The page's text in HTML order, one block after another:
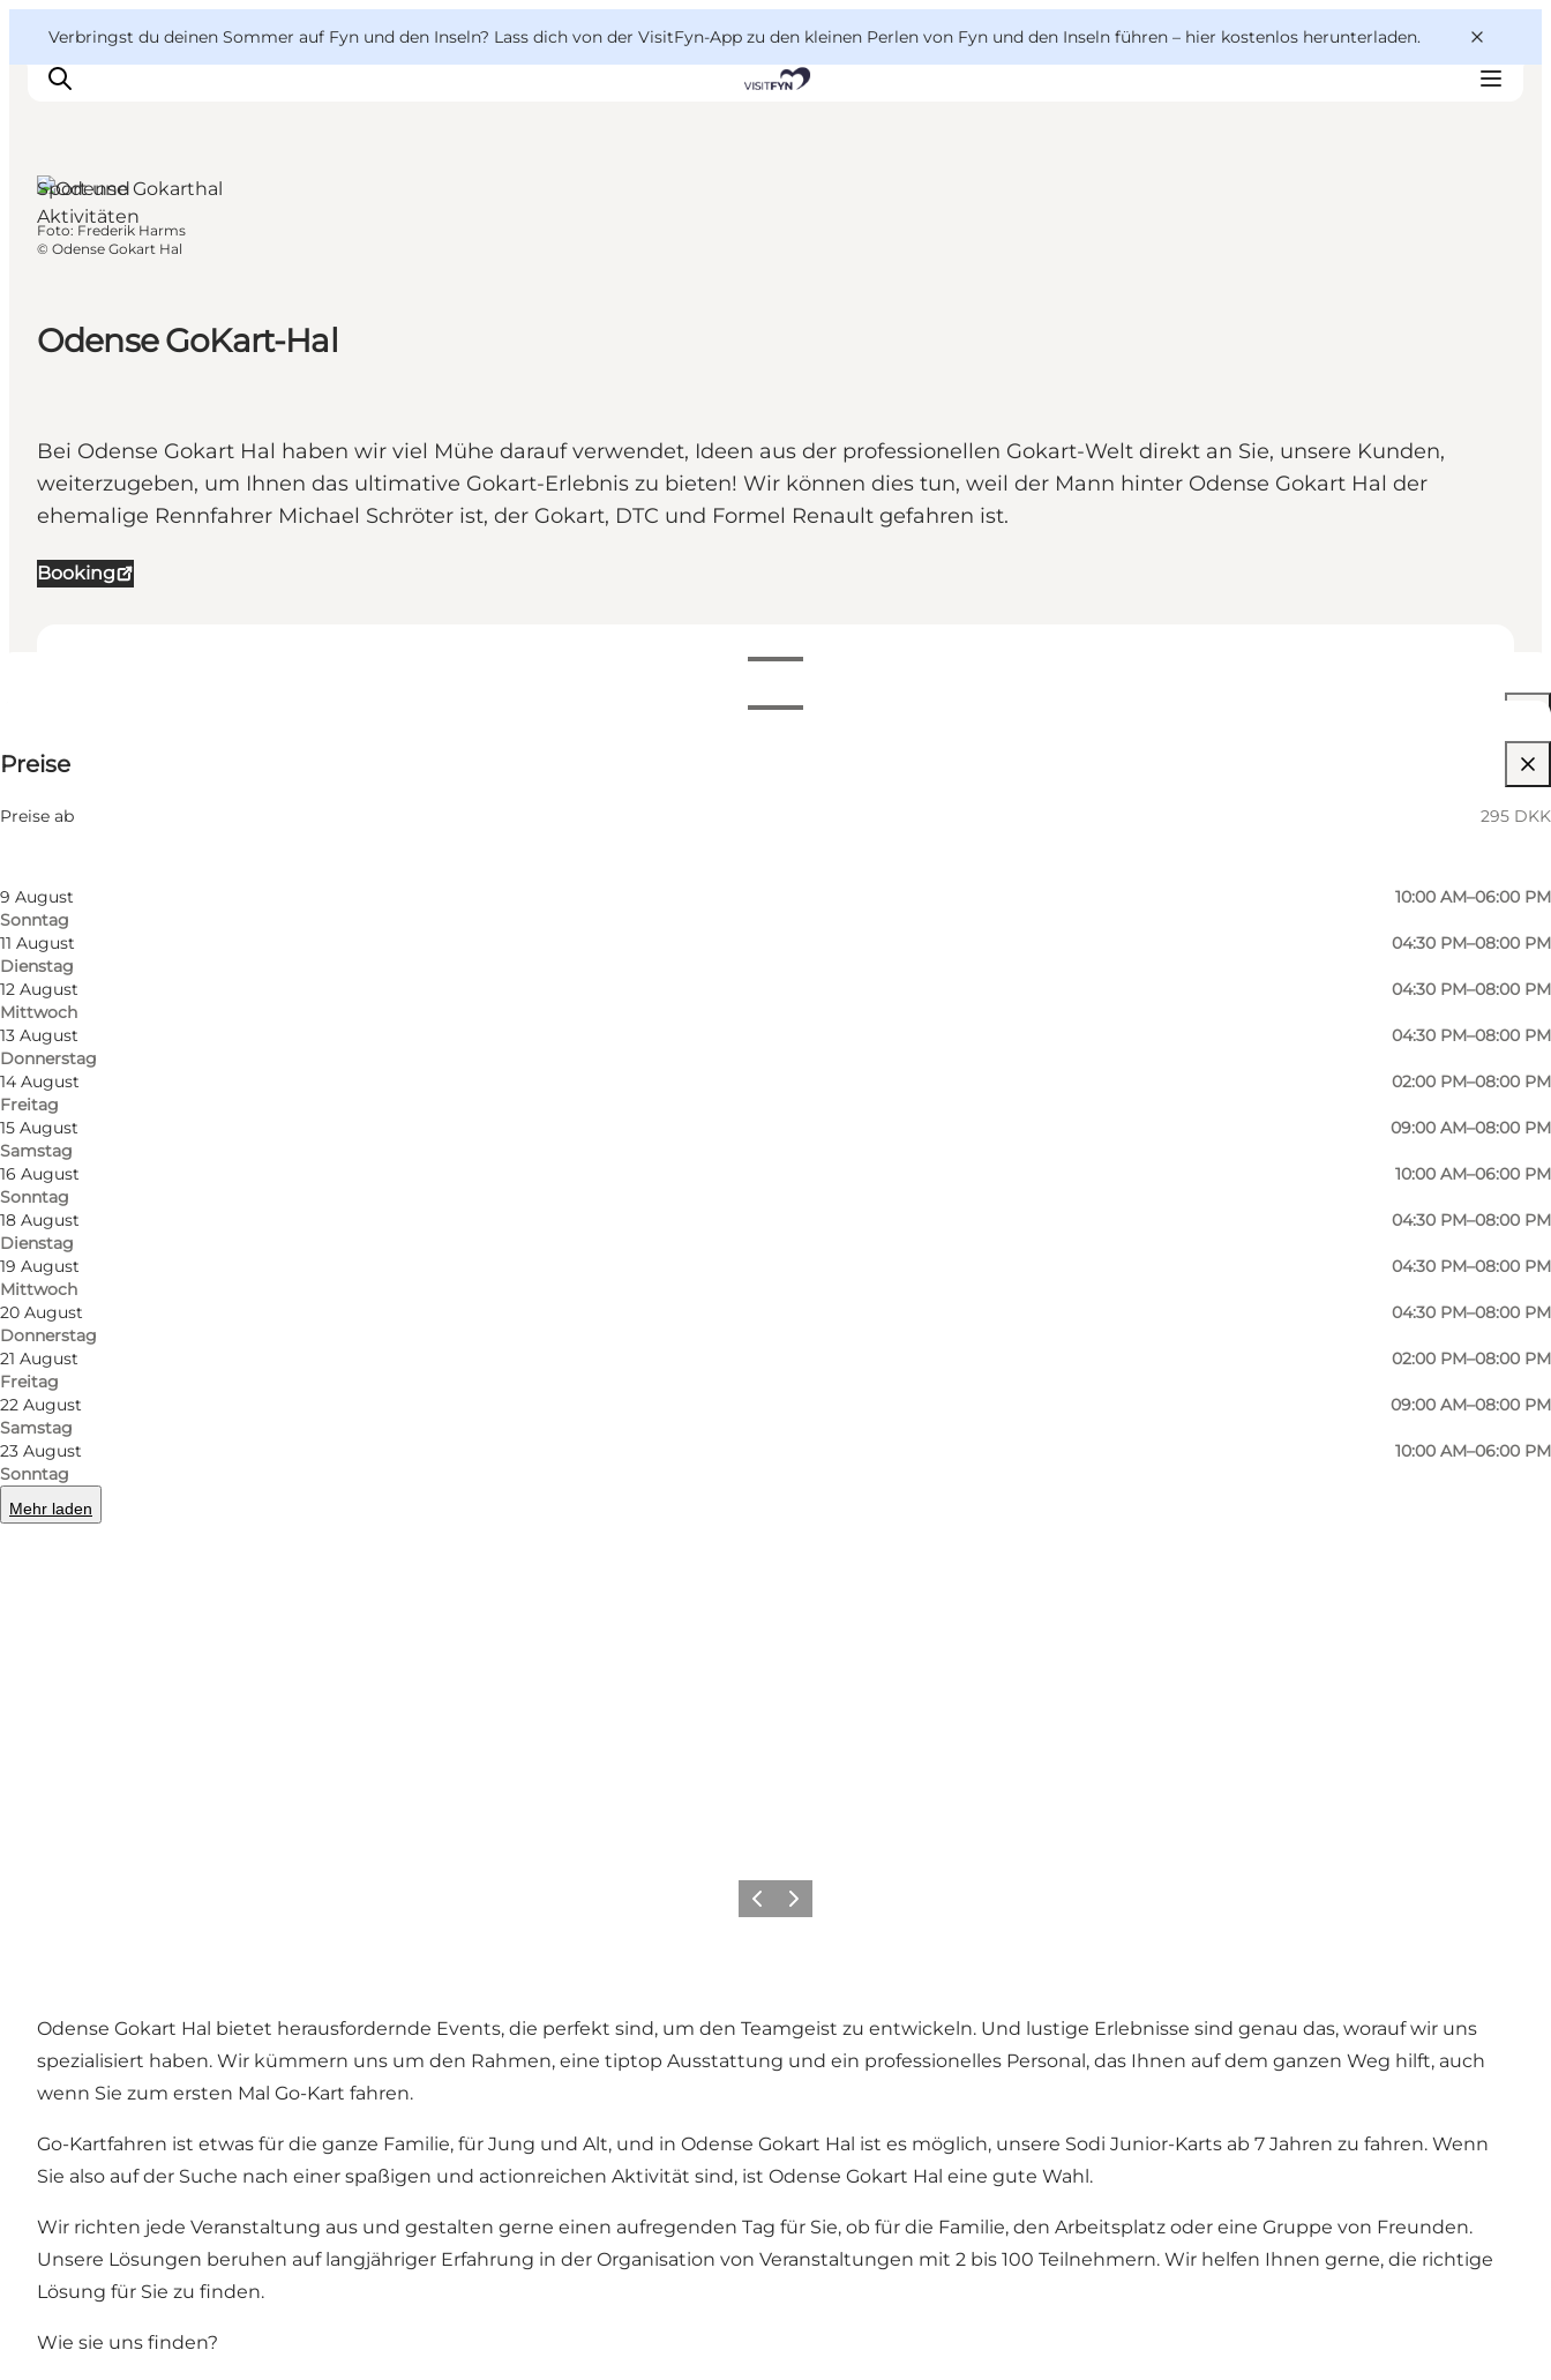
Verbringst du deinen Sommer auf Fyn und den Inseln? Lass dich von der VisitFyn-App zu den kleinen Perlen von Fyn und den Inseln führen – hier kostenlos herunterladen.
Reise Ideen
Übernachtung
VisitFyn
Deutsch
Odense GoKart-Hal
Bei Odense Gokart Hal haben wir viel Mühe darauf verwendet, Ideen aus der professionellen Gokart-Welt direkt an Sie, unsere Kunden,
weiterzugeben, um Ihnen das ultimative Gokart-Erlebnis zu bieten! Wir können dies tun, weil der Mann hinter Odense Gokart Hal der
ehemalige Rennfahrer Michael Schröter ist, der Gokart, DTC und Formel Renault gefahren ist.
Booking
Nach Monat filtern
7 August
Freitag
9 August
Sonntag
10:00 AM–06:00 PM
11 August
Dienstag
04:30 PM–08:00 PM
12 August
Mittwoch
04:30 PM–08:00 PM
13 August
Donnerstag
04:30 PM–08:00 PM
14 August
Freitag
02:00 PM–08:00 PM
15 August
Samstag
09:00 AM–08:00 PM
16 August
Sonntag
10:00 AM–06:00 PM
18 August
Dienstag
04:30 PM–08:00 PM
19 August
Mittwoch
04:30 PM–08:00 PM
20 August
Donnerstag
04:30 PM–08:00 PM
21 August
Freitag
02:00 PM–08:00 PM
22 August
Samstag
09:00 AM–08:00 PM
23 August
Sonntag
10:00 AM–06:00 PM
Mehr laden
Preise
Preise ab 295 DKK
Sport und
Aktivitäten
Foto: Frederik Harms
© Odense Gokart Hal
ZurückWeiter
Odense Gokart Hal bietet herausfordernde Events, die perfekt sind, um den Teamgeist zu entwickeln. Und lustige Erlebnisse sind genau das, worauf wir uns
spezialisiert haben. Wir kümmern uns um den Rahmen, eine tiptop Ausstattung und ein professionelles Personal, das Ihnen auf dem ganzen Weg hilft, auch
wenn Sie zum ersten Mal Go-Kart fahren.
Go-Kartfahren ist etwas für die ganze Familie, für Jung und Alt, und in Odense Gokart Hal ist es möglich, unsere Sodi Junior-Karts ab 7 Jahren zu fahren. Wenn
Sie also auf der Suche nach einer spaßigen und actionreichen Aktivität sind, ist Odense Gokart Hal eine gute Wahl.
Wir richten jede Veranstaltung aus und gestalten gerne einen aufregenden Tag für Sie, ob für die Familie, den Arbeitsplatz oder eine Gruppe von Freunden.
Unsere Lösungen beruhen auf langjähriger Erfahrung in der Organisation von Veranstaltungen mit 2 bis 100 Teilnehmern. Wir helfen Ihnen gerne, die richtige
Lösung für Sie zu finden.
Wie sie uns finden?